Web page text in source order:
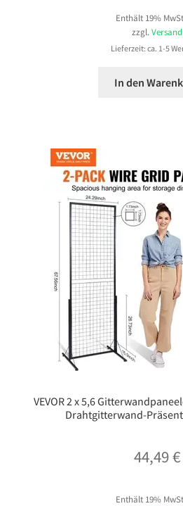
Enthält 19%
zzgl. Versand
Lieferzeit: ca. 1-5
In den
VEVOR 2 x 5,6
Drahtgitterwand-
44,49€
Enthält 19%